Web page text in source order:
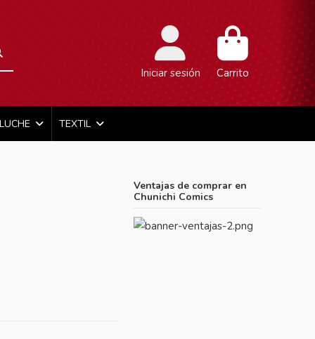
Iniciar sesión Carrito
TEXTIL
Ventajas de comprar en
Chunichi Comics